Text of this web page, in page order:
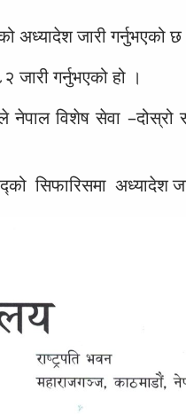
अध्यादेश जारी गर्नुभएको छ
गर्नुभएको हो ।
नेपाल विशेष सेवा
सिफारिसमा अध्यादेश